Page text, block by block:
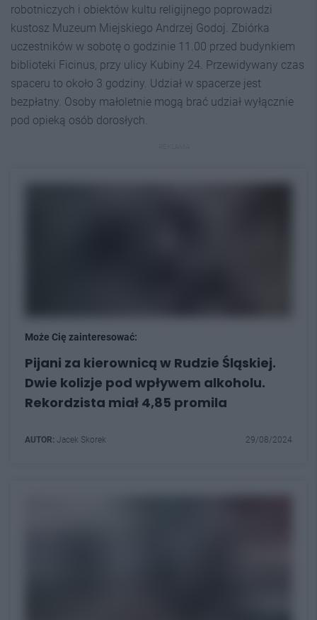
robotniczych i obiektów kultu religijnego poprowadzi
kustosz Muzeum Miejskiego Andrzej Godoj. Zbiórka
uczestników w sobotę o godzinie 11.00 przed budynkiem
biblioteki Ficinus, przy ulicy Kubiny 24. Przewidywany czas
spaceru to około 3 godziny. Udział w spacerze jest
bezpłatny. Osoby małoletnie mogą brać udział wyłącznie
pod opieką osób dorosłych.
Może Cię zainteresować:
Pijani za kierownicą w Rudzie Śląskiej.
Dwie kolizje pod wpływem alkoholu.
Rekordzista miał 4,85 promila
AUTOR: Jacek Skorek 29/08/2024